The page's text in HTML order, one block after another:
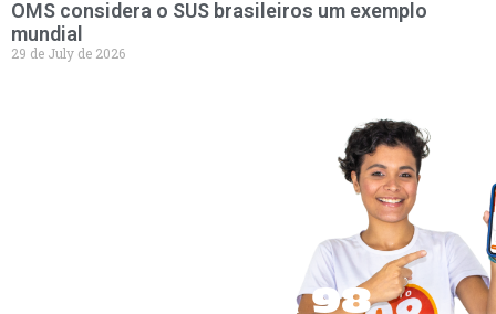
OMS considera o SUS brasileiros um exemplo
mundial
29 de July de 2026
LEVE A 98